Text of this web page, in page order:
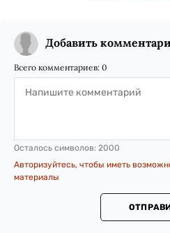
Добавить
Всего комментариев: 0
Осталось символов: 2000
Авторизуйтесь, чтобы иметь
материалы